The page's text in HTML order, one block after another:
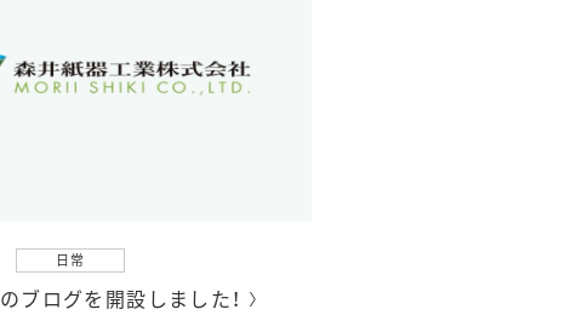
日常
ブログを開設しました！